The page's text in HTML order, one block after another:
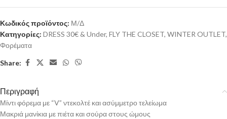
Κωδικός προϊόντος: Μ/Δ
Κατηγορίες: DRESS 30€ & Under, FLY THE CLOSET, WINTER OUTLET,
Φορέματα
Share:
Περιγραφή
Μίντι φόρεμα με “V” ντεκολτέ και ασύμμετρο τελείωμα
Μακριά μανίκια με πιέτα και σούρα στους ώμους